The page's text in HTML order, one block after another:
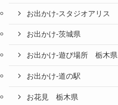
お出かけ-スタジオアリス
お出かけ-茨城県
お出かけ-遊び場所 栃木県
お出かけ-道の駅
お花見 栃木県